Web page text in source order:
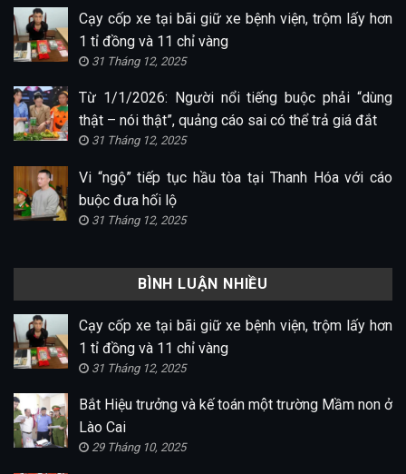
Cạy cốp xe tại bãi giữ xe bệnh viện, trộm lấy hơn
1 tỉ đồng và 11 chỉ vàng
31 Tháng 12, 2025
Từ 1/1/2026: Người nổi tiếng buộc phải “dùng
thật – nói thật”, quảng cáo sai có thể trả giá đắt
31 Tháng 12, 2025
Vi “ngộ” tiếp tục hầu tòa tại Thanh Hóa với cáo
buộc đưa hối lộ
31 Tháng 12, 2025
BÌNH LUẬN NHIỀU
Cạy cốp xe tại bãi giữ xe bệnh viện, trộm lấy hơn
1 tỉ đồng và 11 chỉ vàng
31 Tháng 12, 2025
Bắt Hiệu trưởng và kế toán một trường Mầm non ở
Lào Cai
29 Tháng 10, 2025